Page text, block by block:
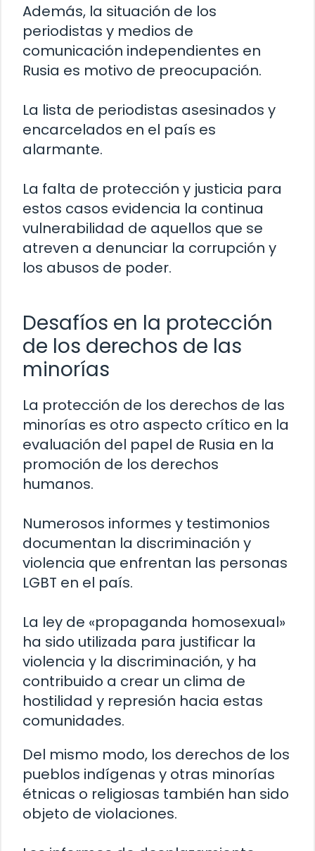
Además, la situación de los
periodistas y medios de
comunicación independientes en
Rusia es motivo de preocupación.
La lista de periodistas asesinados y
encarcelados en el país es
alarmante.
La falta de protección y justicia para
estos casos evidencia la continua
vulnerabilidad de aquellos que se
atreven a denunciar la corrupción y
los abusos de poder.
Desafíos en la protección
de los derechos de las
minorías
La protección de los derechos de las
minorías es otro aspecto crítico en la
evaluación del papel de Rusia en la
promoción de los derechos
humanos.
Numerosos informes y testimonios
documentan la discriminación y
violencia que enfrentan las personas
LGBT en el país.
La ley de «propaganda homosexual»
ha sido utilizada para justificar la
violencia y la discriminación, y ha
contribuido a crear un clima de
hostilidad y represión hacia estas
comunidades.
Del mismo modo, los derechos de los
pueblos indígenas y otras minorías
étnicas o religiosas también han sido
objeto de violaciones.